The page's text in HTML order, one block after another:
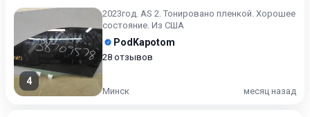
4
2023год. AS 2. Тонировано пленкой. Хорошее
состояние. Из США
PodKapotom
28 отзывов
Минск месяц назад